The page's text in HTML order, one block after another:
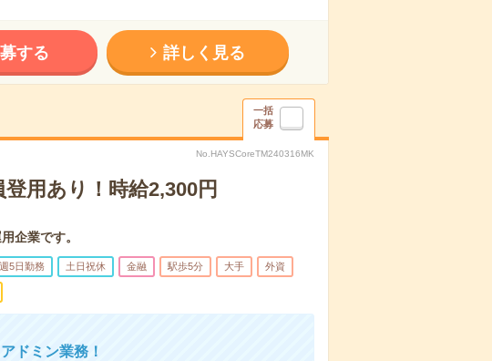
する 詳しく見る
一括
応募
No.HAYSCoreTM240316MK
用あり！時給2,300円
企業です。
週5日勤務 土日祝休 金融 駅歩5分 大手 外資
ドミン業務！